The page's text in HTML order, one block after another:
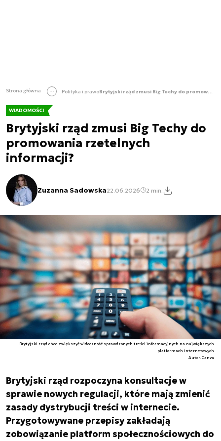
Strona główna Polityka i prawo Brytyjski rząd zmusi Big Techy do promowania rzetelnych informacji?
WIADOMOŚCI
Brytyjski rząd zmusi Big Techy do
promowania rzetelnych
informacji?
Zuzanna Sadowska22.06.2026 2 min.
Brytyjski rząd chce zwiększyć widoczność sprawdzonych treści informacyjnych na największych
platformach internetowych
Autor. Canva
Brytyjski rząd rozpoczyna konsultacje w
sprawie nowych regulacji, które mają zmienić
zasady dystrybucji treści w internecie.
Przygotowywane przepisy zakładają
zobowiązanie platform społecznościowych do